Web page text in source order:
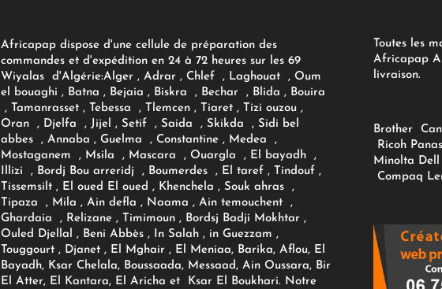
Africapap dispose d'une cellule de préparation des
commandes et d'expédition en 24 à 72 heures sur les 69
Wiyalas d'Algérie:Alger , Adrar, Chlef , Laghouat , Oum
el bouaghi , Batna , Bejaia , Biskra , Bechar , Blida , Bouira
, Tamanrasset , Tebessa , Tlemcen , Tiaret , Tizi ouzou ,
Oran , Djelfa , Jijel , Setif , Saida , Skikda , Sidi bel
abbes , Annaba , Guelma , Constantine , Medea ,
Mostaganem , Msila , Mascara , Ouargla , El bayadh ,
Illizi , Bordj Bou arreridj , Boumerdes , El taref , Tindouf ,
Tissemsilt , El oued El oued , Khenchela , Souk ahras ,
Tipaza , Mila , Ain defla , Naama , Ain temouchent ,
Ghardaia , Relizane , Timimoun , Bordsj Badji Mokhtar ,
Ouled Djellal , Beni Abbès , In Salah , in Guezzam ,
Touggourt , Djanet , El Mghair , El Meniaa, Barika, Aflou, El
Bayadh, Ksar Chelala, Boussaada, Messaad, Ain Oussara, Bir
El Atter, El Kantara, El Aricha et Ksar El Boukhari. Notre
Toutes les
Africapap
livraison.
Brother
Ricoh
Minolta Dell
Compaq